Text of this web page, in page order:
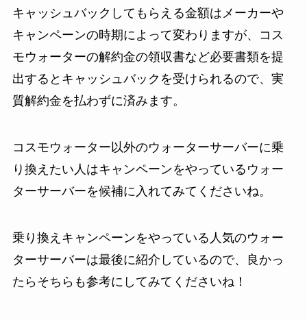
キャッシュバックしてもらえる金額はメーカーや
キャンペーンの時期によって変わりますが、コス
モウォーターの解約金の領収書など必要書類を提
出するとキャッシュバックを受けられるので、実
質解約金を払わずに済みます。
コスモウォーター以外のウォーターサーバーに乗
り換えたい人はキャンペーンをやっているウォー
ターサーバーを候補に入れてみてくださいね。
乗り換えキャンペーンをやっている人気のウォー
ターサーバーは最後に紹介しているので、良かっ
たらそちらも参考にしてみてくださいね！